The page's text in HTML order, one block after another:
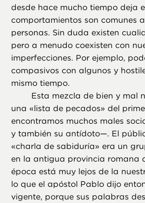
desde hace mucho tiempo deja
comportamientos son comunes
personas. Sin duda existen
pero a menudo coexisten con
imperfecciones. Por ejemplo,
compasivos con algunos y
mismo tiempo.
Esta mezcla de bien y mal
una «lista de pecados» del
encontramos muchos males
y también su antídoto—. El
«charla de sabiduría» era un
en la antigua provincia romana
época está muy lejos de la
lo que el apóstol Pablo dijo
vigente, porque sus palabras